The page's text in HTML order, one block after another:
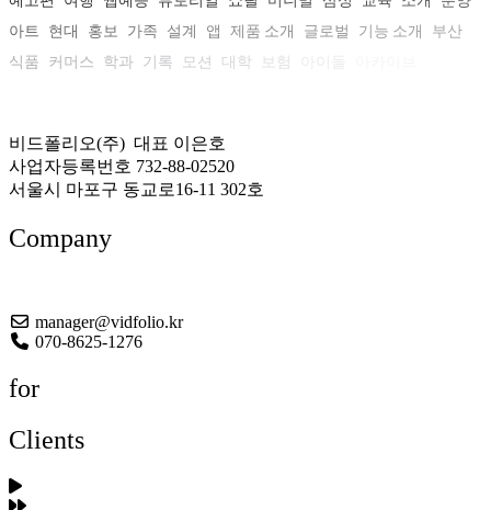
아트
현대 홍보 가족 설계 앱 제품 소개 글로벌 기능 소개
부산
식품
커머스 학과 기록 모션 대학 보험
비드폴리오(주) 대표 이은호
사업자등록번호 732-88-02520
서울시 마포구 동교로16-11 302호
Company
manager@vidfolio.kr
070-8625-1276
for
Clients